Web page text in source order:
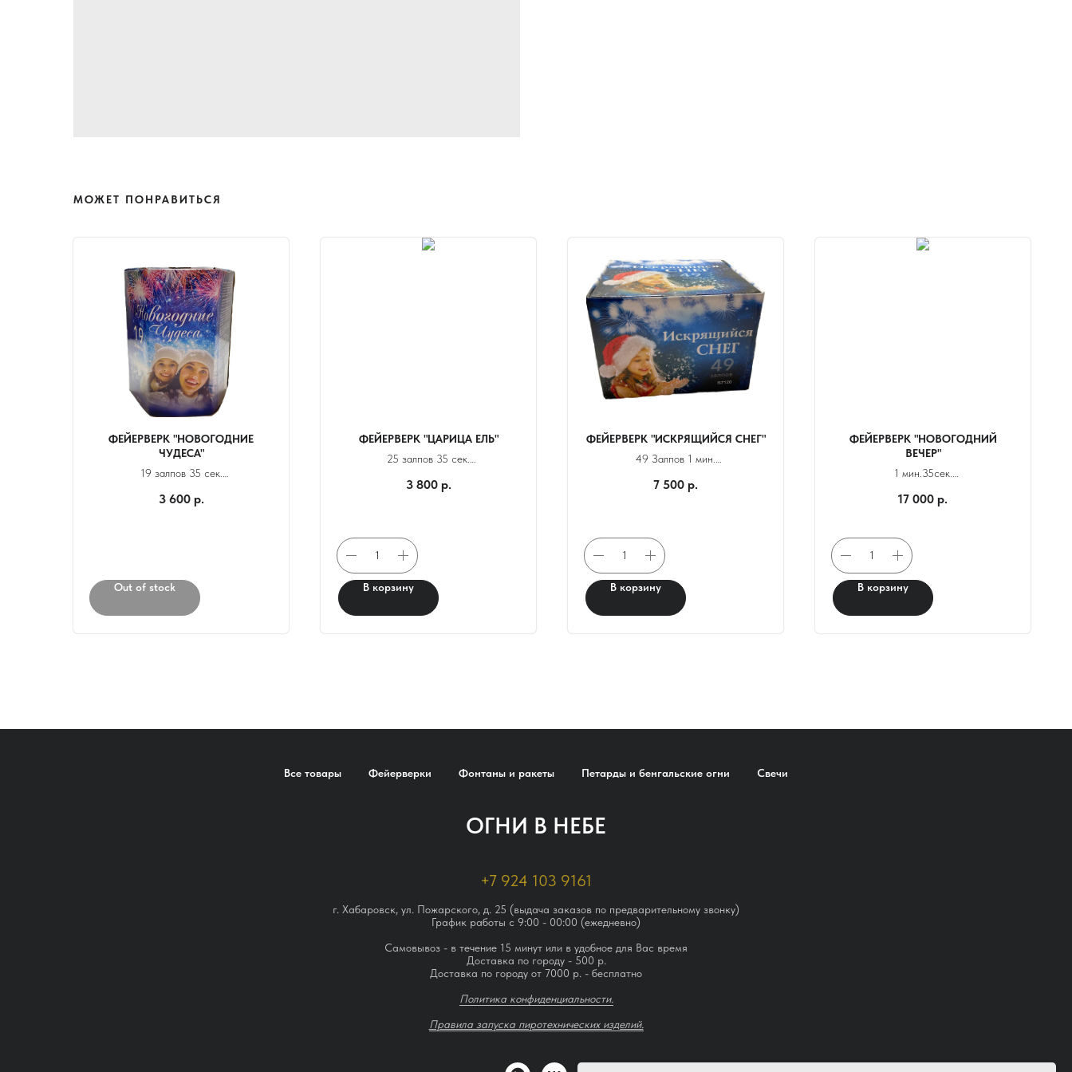
МОЖЕТ ПОНРАВИТЬСЯ
ФЕЙЕРВЕРК "НОВОГОДНИЕ
ЧУДЕСА"
19 залпов 35 сек.
Выстрел 35 м.
3 600 р.
Out of stock
ФЕЙЕРВЕРК "ЦАРИЦА ЕЛЬ"
25 залпов 35 сек.
Выстрел: 35 м.
3 800 р.
В корзину
ФЕЙЕРВЕРК "ИСКРЯЩИЙСЯ СНЕГ"
49 Залпов 1 мин.
Выстрел: 35 м.
7 500 р.
В корзину
ФЕЙЕРВЕРК "НОВОГОДНИЙ
ВЕЧЕР"
1 мин.35сек.
Выстрел: 35 м.
17 000 р.
В корзину
Все товары Фейерверки Фонтаны и ракеты Петарды и бенгальские огни Свечи
ОГНИ В НЕБЕ
+7 924 103 9161
г. Хабаровск, ул. Пожарского, д. 25 (выдача заказов по предварительному звонку)
График работы с 9:00 - 00:00 (ежедневно)
Самовывоз - в течение 15 минут или в удобное для Вас время
Доставка по городу - 500 р.
Доставка по городу от 7000 р. - бесплатно
Политика конфиденциальности.
Правила запуска пиротехнических изделий.